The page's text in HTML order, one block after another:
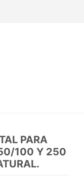
PARA
100 Y 250